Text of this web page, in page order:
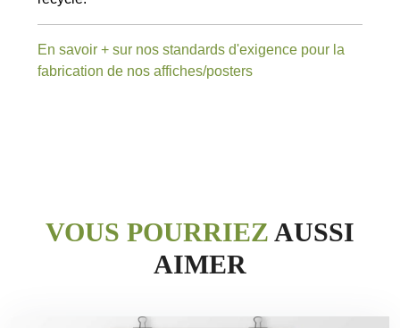
En savoir + sur nos standards d'exigence pour la
fabrication de nos affiches/posters
VOUS POURRIEZ AUSSI
AIMER